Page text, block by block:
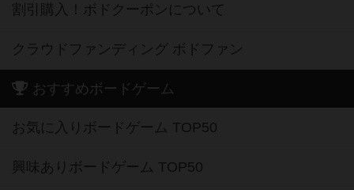
割引購入！ボドクーポンについて
クラウドファンディング ボドファン
おすすめボードゲーム
お気に入りボードゲーム TOP50
興味ありボードゲーム TOP50